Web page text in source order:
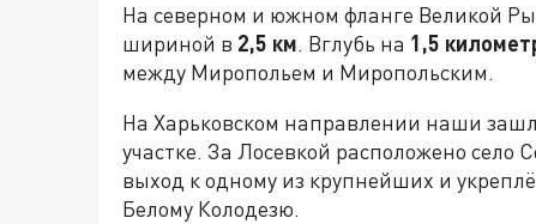
На северном и южном фланге Великой
шириной в 2,5 км. Вглубь на 1,5
между Миропольем и Миропольским.
На Харьковском направлении наши
участке. За Лосевкой расположено село
выход к одному из крупнейших и
Белому Колодезю.